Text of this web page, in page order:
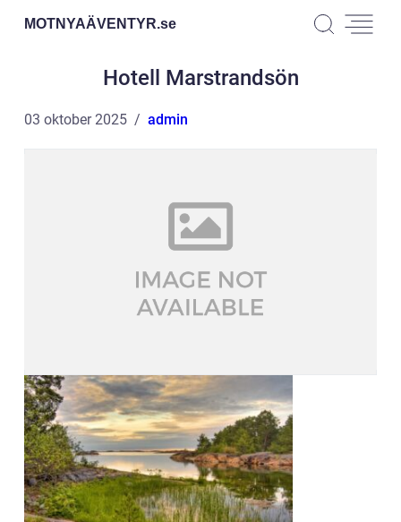
MOTNYAÄVENTYR.se
Hotell Marstrandsön
03 oktober 2025 admin